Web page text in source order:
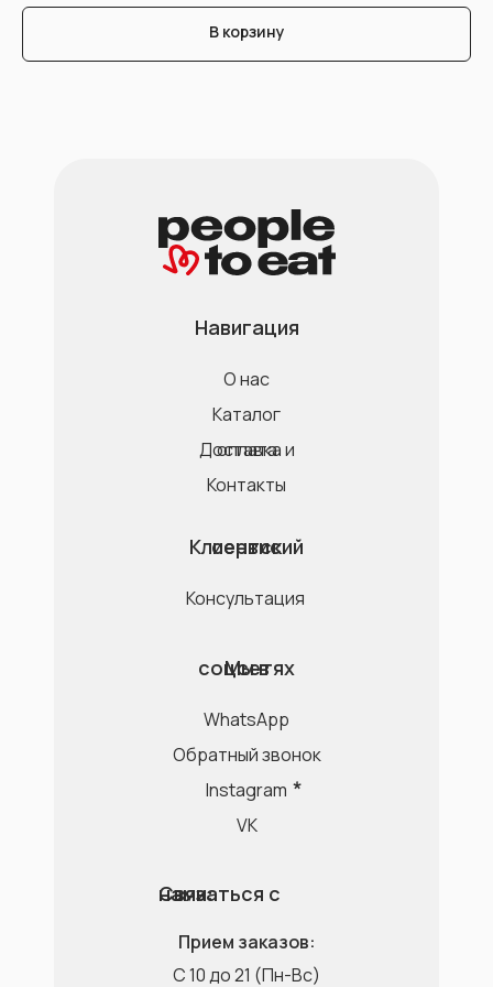
В корзину
C 10 до 21 (Пн-Вс)
Прием заказов:
Навигация
О нас
Контакты
Каталог
Доставка и оплата
Консультация
Клиентский сервис
Instagram
VK
WhatsApp
Обратный звонок
Мы в соцсетях
Связаться с нами: